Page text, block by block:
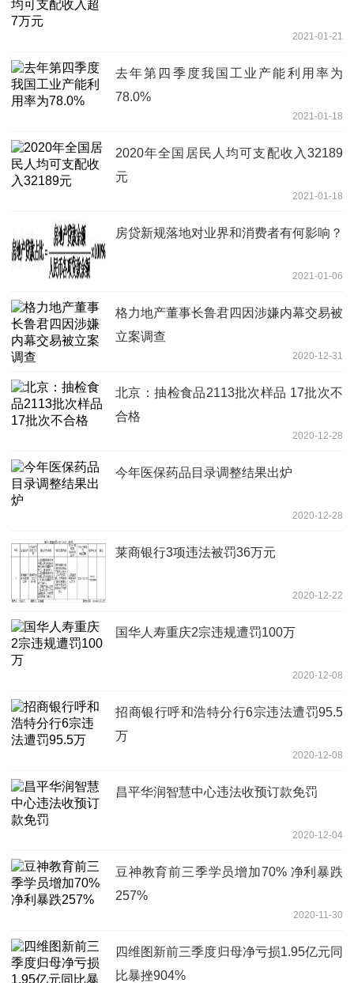
2021-01-21
去年第四季度我国工业产能利用率为
78.0%
2021-01-18
2020年全国居民人均可支配收入32189
元
2021-01-18
房贷新规落地对业界和消费者有何影响？
2021-01-06
格力地产董事长鲁君四因涉嫌内幕交易被
立案调查
2020-12-31
北京：抽检食品2113批次样品 17批次不
合格
2020-12-28
今年医保药品目录调整结果出炉
2020-12-28
莱商银行3项违法被罚36万元
2020-12-22
国华人寿重庆2宗违规遭罚100万
2020-12-08
招商银行呼和浩特分行6宗违法遭罚95.5
万
2020-12-08
昌平华润智慧中心违法收预订款免罚
2020-12-04
豆神教育前三季学员增加70% 净利暴跌
257%
2020-11-30
四维图新前三季度归母净亏损1.95亿元同
比暴挫904%